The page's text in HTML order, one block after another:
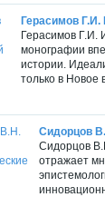
Герасимов Г.И.
Герасимов Г.И.
монографии
истории.
только в Новое
Сидорцов
Сидорцов
отражает